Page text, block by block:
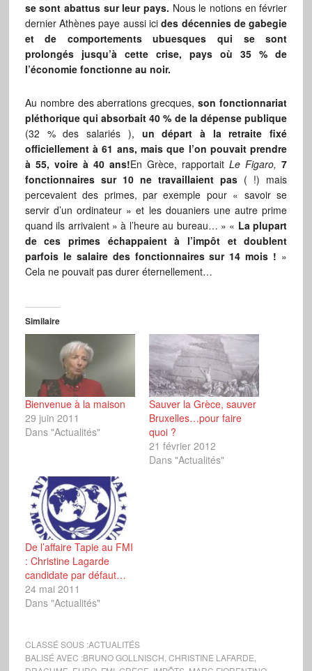
se sont abattus sur leur pays. Nous le notions en février
dernier Athènes paye aussi icides décennies de gabegie
et de comportements ubuesques qui se sont
prolongés jusqu’à cette crise, pays où 35 % de
l’économie fonctionne au noir.
Au nombre des aberrations grecques,son fonctionnariat
pléthorique qui absorbait 40 % de la dépense publique
(32 % des salariés ), un départ à la retraite fixé
officiellement à 61 ans, mais que l’on pouvait prendre
à 55, voire à 40 ans!En Grèce, rapportaitLe Figaro, 7
fonctionnaires sur 10 ne travaillaient pas ( !) mais
percevaient des primes, par exemple pour « savoir se
servir d’un ordinateur » et les douaniers une autre prime
quand ils arrivaient » à l’heure au bureau… » « La plupart
de ces primes échappaient à l’impôt et doublent
parfois le salaire des fonctionnaires sur 14 mois ! »
Cela ne pouvait pas durer éternellement…
Similaire
Bienvenue à la maison
29 juin 2011
Dans "Actualités"
Sauver la Grèce, sauver
Bruxelles…pour faire
quoi ?
21 février 2012
Dans "Actualités"
De l’affaire Tapie au FMI
: Christine Lagarde
candidate par défaut…
24 mai 2011
Dans "Actualités"
CLASSÉ SOUS :ACTUALITÉS
BALISÉ AVEC :BRUNO GOLLNISCH CHRISTINE LAFARDE